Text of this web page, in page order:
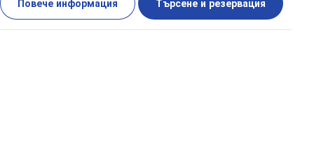
Повече информация Търсене и резервация